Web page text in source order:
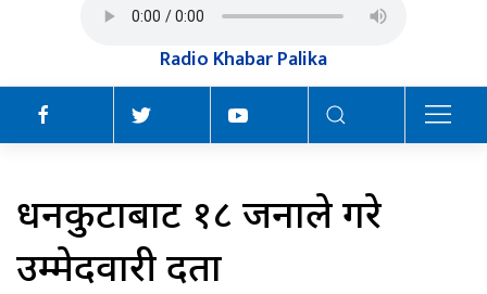
Radio Khabar Palika
धनकुटाबाट १८ जनाले गरे
उम्मेदवारी दर्ता